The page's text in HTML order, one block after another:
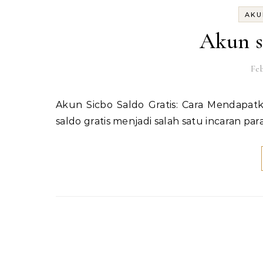
Akun
Akun Sicbo Saldo Gratis: Cara Mendapatkan dan Memaksimalkan Bonus Tanpa Deposit Akun sicbo
saldo gratis menjadi salah satu incaran